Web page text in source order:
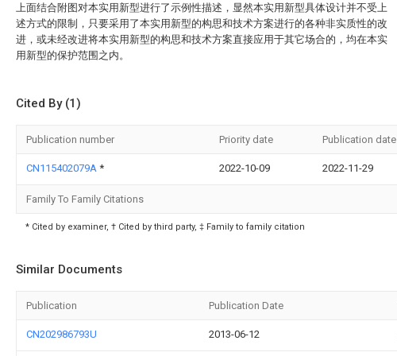
上面结合附图对本实用新型进行了示例性描述，显然本实用新型具体设计并不受上
述方式的限制，只要采用了本实用新型的构思和技术方案进行的各种非实质性的改
进，或未经改进将本实用新型的构思和技术方案直接应用于其它场合的，均在本实
用新型的保护范围之内。
Cited By (1)
Publication number Priority date Publication date
CN115402079A * 2022-10-09 2022-11-29
Family To Family Citations
* Cited by examiner, † Cited by third party, ‡ Family to family citation
Similar Documents
Publication Publication Date
CN202986793U 2013-06-12